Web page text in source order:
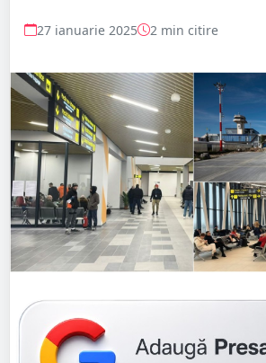
27 ianuarie 2025 2 min citire